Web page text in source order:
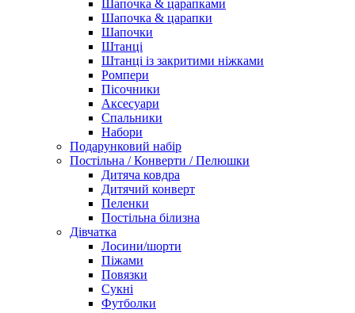
Шапочка & царапками
Шапочка & царапки
Шапочки
Штанці
Штанці із закритими ніжками
Ромпери
Пісочники
Аксесуари
Спальники
Набори
Подарунковий набір
Постільна / Конверти / Пелюшки
Дитяча ковдра
Дитячий конверт
Пеленки
Постільна білизна
Дівчатка
Лосини/шорти
Піжами
Повязки
Сукні
Футболки